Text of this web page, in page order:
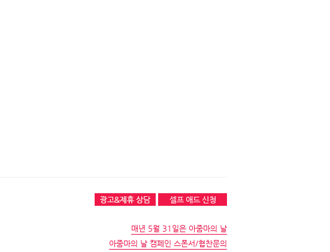
매년 5월 31일은 아줌마의 날
아줌마의 날 캠페인 스폰서/협찬문의